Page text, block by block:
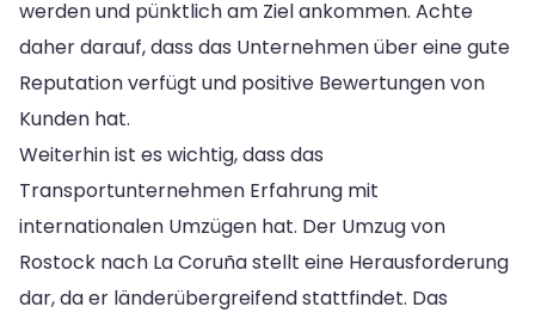
werden und pünktlich am Ziel ankommen. Achte
daher darauf, dass das Unternehmen über eine gute
Reputation verfügt und positive Bewertungen von
Kunden hat.
Weiterhin ist es wichtig, dass das
Transportunternehmen Erfahrung mit
internationalen Umzügen hat. Der Umzug von
Rostock nach La Coruña stellt eine Herausforderung
dar, da er länderübergreifend stattfindet. Das